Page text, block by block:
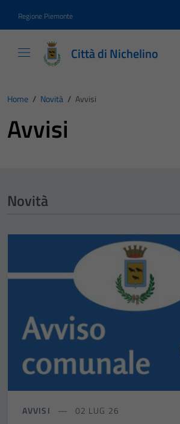
Regione Piemonte
Città di Nichelino
Home / Novità / Avvisi
Avvisi
Novità
AVVISI 02 LUG 26